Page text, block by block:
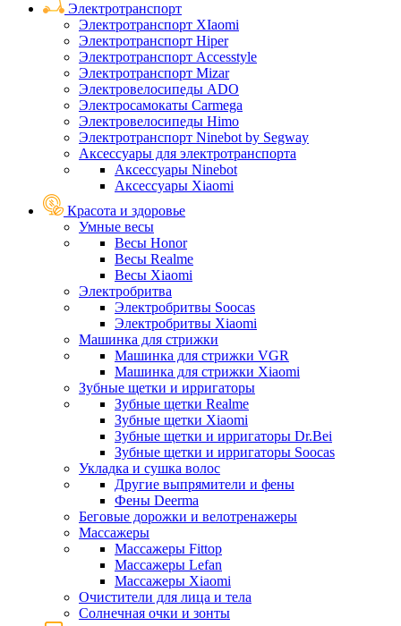
Электротранспорт
Электротранспорт XIaomi
Электротранспорт Hiper
Электротранспорт Accesstyle
Электротранспорт Mizar
Электровелосипеды ADO
Электросамокаты Carmega
Электровелосипеды Himo
Электротранспорт Ninebot by Segway
Аксессуары для электротранспорта
Аксессуары Ninebot
Аксессуары Xiaomi
Красота и здоровье
Умные весы
Весы Honor
Весы Realme
Весы Xiaomi
Электробритва
Электробритвы Soocas
Электробритвы Xiaomi
Машинка для стрижки
Машинка для стрижки VGR
Машинка для стрижки Xiaomi
Зубные щетки и ирригаторы
Зубные щетки Realme
Зубные щетки Xiaomi
Зубные щетки и ирригаторы Dr.Bei
Зубные щетки и ирригаторы Soocas
Укладка и сушка волос
Другие выпрямители и фены
Фены Deerma
Беговые дорожки и велотренажеры
Массажеры
Массажеры Fittop
Массажеры Lefan
Массажеры Xiaomi
Очистители для лица и тела
Солнечная очки и зонты